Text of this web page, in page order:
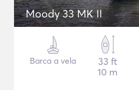
Moody 33 MK II
Barca a vela
33 ft
10 m